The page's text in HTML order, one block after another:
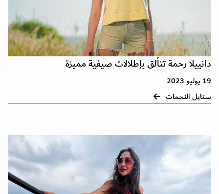
دانييلا رحمة تتألق بإطلالات صيفية مميزة
19 يوليو 2023
ستايل النجمات